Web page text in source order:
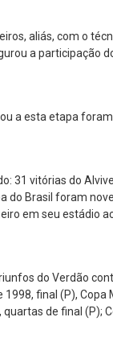
aliás, com o
a participação
a esta etapa
31 vitórias do
do Brasil foram
em seu estádio
do Verdão
final (P), Copa
de final (P);